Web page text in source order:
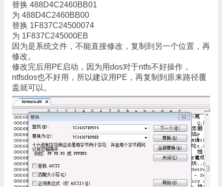
替换 488D4C2460BB01
为 488D4C2460BB00
替换 1F837C24500074
为 1F837C245000EB
因为是系统文件，不能直接修改，复制到另一个位置，再
修改。
修改完后用PE启动，因为用dos对于ntfs不好操作，
ntfsdos也不好用，所以建议用PE，再复制到原来路径覆
盖就可以。